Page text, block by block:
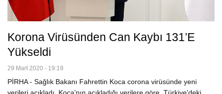
Korona Virüsünden Can Kaybı 131’e
Yükseldi
29 Mart 2020 - 19:19
PİRHA - Sağlık Bakanı Fahrettin Koca corona virüsünde yeni
verileri açıkladı. Koca'nın açıkladığı verilere göre, Türkiye'deki